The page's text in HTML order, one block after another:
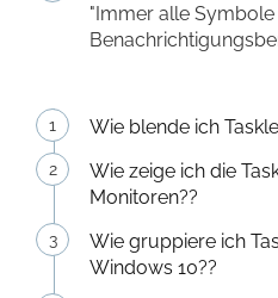
"Immer alle Symbole
Wie blende ich
Wie zeige ich die
Monitoren??
Wie gruppiere ich
Windows 10??